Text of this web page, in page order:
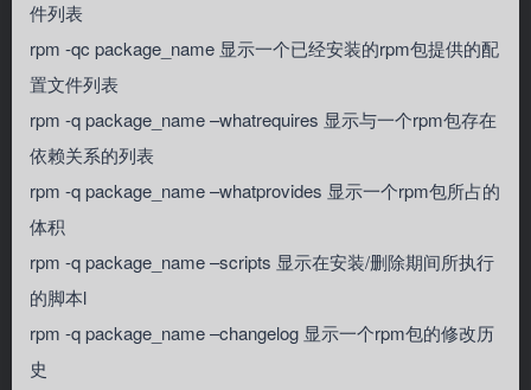
件列表
rpm -qc package_name 显示一个已经安装的rpm包提供的配
置文件列表
rpm -q package_name –whatrequires 显示与一个rpm包存在
依赖关系的列表
rpm -q package_name –whatprovides 显示一个rpm包所占的
体积
rpm -q package_name –scripts 显示在安装/删除期间所执行
的脚本l
rpm -q package_name –changelog 显示一个rpm包的修改历
史